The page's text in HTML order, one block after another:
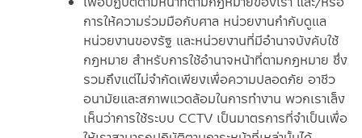
การให้ความร่วมมือกับศาล หน่วยงานกำกับดูแล
หน่วยงานของรัฐ และหน่วยงานที่มีอำนาจบังคับใช้
กฎหมาย สำหรับการใช้อำนาจหน้าที่ตามกฎหมาย ซึ่ง
รวมถึงแต่ไม่จำกัดเพียงเพื่อความปลอดภัย อาชีว
อนามัยและสภาพแวดล้อมในการทำงาน พวกเราเล็ง
เห็นว่าการใช้ระบบ CCTV เป็นมาตรการที่จำเป็นเพื่อ